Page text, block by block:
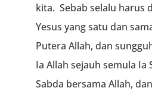
kita. Sebab selalu harus
Yesus yang satu dan
Putera Allah, dan
Ia Allah sejauh semula Ia
Sabda bersama Allah,